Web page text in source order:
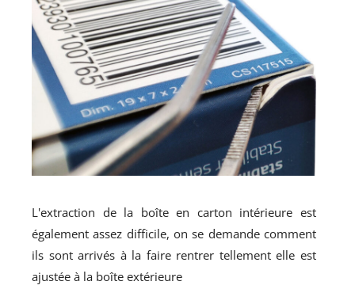
L'extraction de la boîte en carton intérieure est
également assez difficile, on se demande comment
ils sont arrivés à la faire rentrer tellement elle est
ajustée à la boîte extérieure